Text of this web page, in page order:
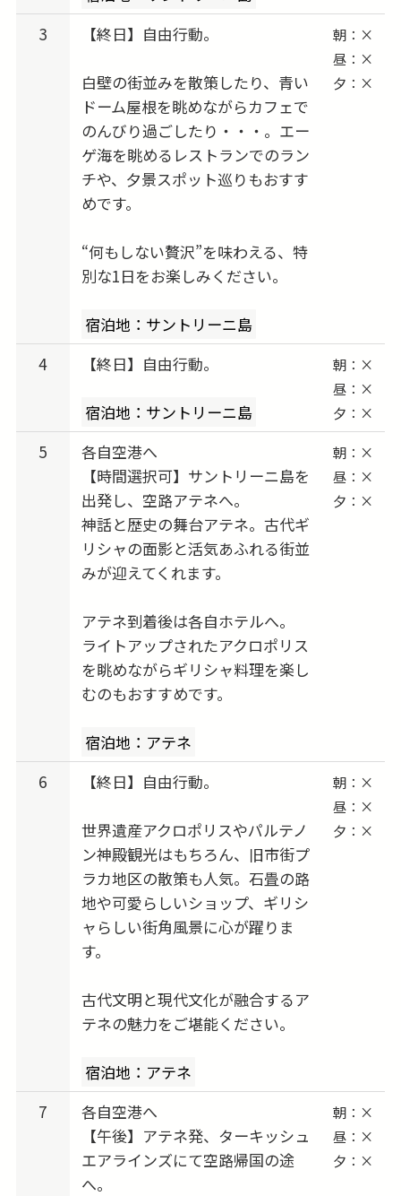
3
【終日】自由行動。
白壁の街並みを散策したり、青い
ドーム屋根を眺めながらカフェで
のんびり過ごしたり・・・。エー
ゲ海を眺めるレストランでのラン
チや、夕景スポット巡りもおすす
めです。
“何もしない贅沢”を味わえる、特
別な1日をお楽しみください。
宿泊地：サントリーニ島
朝：×
昼：×
夕：×
4 【終日】自由行動。
宿泊地：サントリーニ島
朝：×
昼：×
夕：×
5
各自空港へ
【時間選択可】サントリーニ島を
出発し、空路アテネへ。
神話と歴史の舞台アテネ。古代ギ
リシャの面影と活気あふれる街並
みが迎えてくれます。
アテネ到着後は各自ホテルへ。
ライトアップされたアクロポリス
を眺めながらギリシャ料理を楽し
むのもおすすめです。
宿泊地：アテネ
朝：×
昼：×
夕：×
6 【終日】自由行動。
世界遺産アクロポリスやパルテノ
ン神殿観光はもちろん、旧市街プ
ラカ地区の散策も人気。石畳の路
地や可愛らしいショップ、ギリシ
ャらしい街角風景に心が躍りま
す。
古代文明と現代文化が融合するア
テネの魅力をご堪能ください。
宿泊地：アテネ
朝：×
昼：×
夕：×
7
各自空港へ
【午後】アテネ発、ターキッシュ
エアラインズにて空路帰国の途
へ。
朝：×
昼：×
夕：×